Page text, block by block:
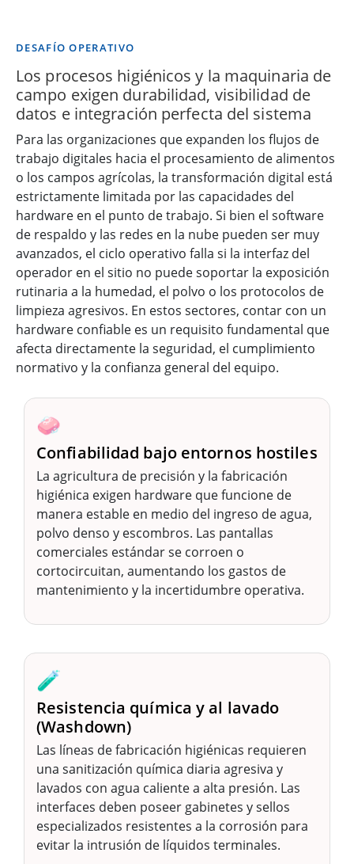
DESAFÍO OPERATIVO
Los procesos higiénicos y la maquinaria de
campo exigen durabilidad, visibilidad de
datos e integración perfecta del sistema
Para las organizaciones que expanden los flujos de
trabajo digitales hacia el procesamiento de alimentos
o los campos agrícolas, la transformación digital está
estrictamente limitada por las capacidades del
hardware en el punto de trabajo. Si bien el software
de respaldo y las redes en la nube pueden ser muy
avanzados, el ciclo operativo falla si la interfaz del
operador en el sitio no puede soportar la exposición
rutinaria a la humedad, el polvo o los protocolos de
limpieza agresivos. En estos sectores, contar con un
hardware confiable es un requisito fundamental que
afecta directamente la seguridad, el cumplimiento
normativo y la confianza general del equipo.
🧼
Confiabilidad bajo entornos hostiles
La agricultura de precisión y la fabricación
higiénica exigen hardware que funcione de
manera estable en medio del ingreso de agua,
polvo denso y escombros. Las pantallas
comerciales estándar se corroen o
cortocircuitan, aumentando los gastos de
mantenimiento y la incertidumbre operativa.
🧪
Resistencia química y al lavado
(Washdown)
Las líneas de fabricación higiénicas requieren
una sanitización química diaria agresiva y
lavados con agua caliente a alta presión. Las
interfaces deben poseer gabinetes y sellos
especializados resistentes a la corrosión para
evitar la intrusión de líquidos terminales.